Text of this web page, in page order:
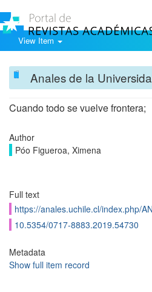
View Item
Anales de la
Cuando todo se vuelve frontera;
Author
Póo Figueroa, Ximena
Full text
https://anales.uchile.cl/index.php/
10.5354/0717-8883.2019.54730
Metadata
Show full item record